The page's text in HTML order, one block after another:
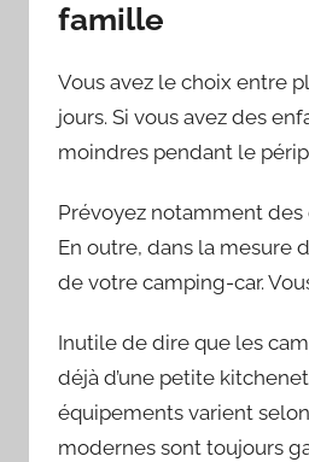
famille
Vous avez le choix entre
jours. Si vous avez des
moindres pendant le
Prévoyez notamment
En outre, dans la mesure
de votre camping-car.
Inutile de dire que les
déjà d’une petite
équipements varient
modernes sont toujours